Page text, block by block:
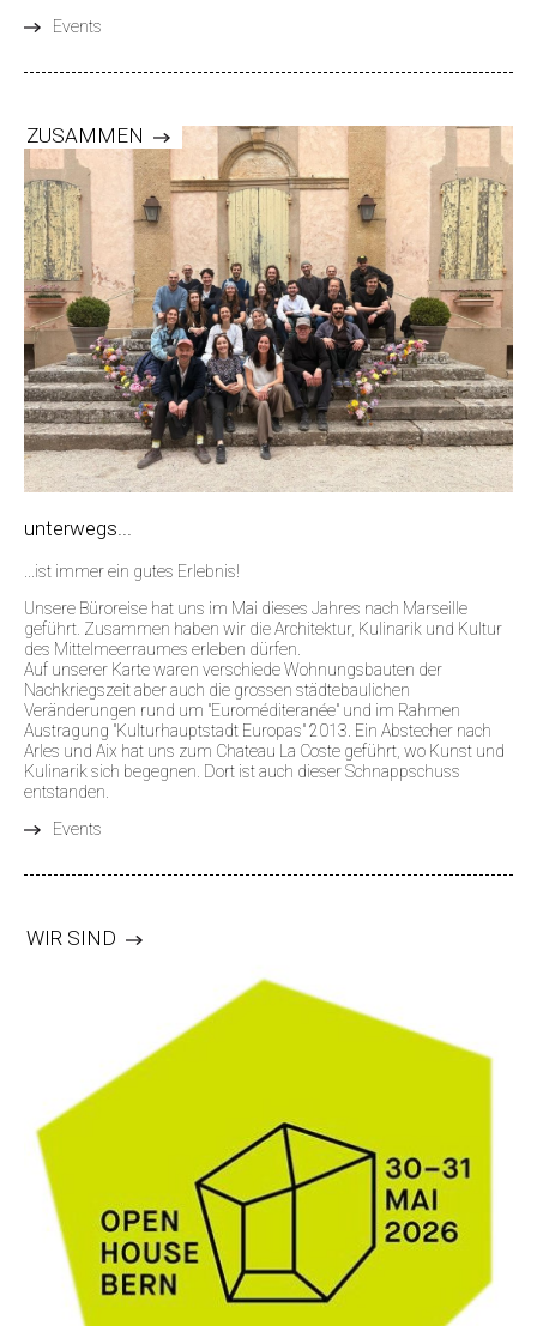
Events
ZUSAMMEN
unterwegs...
...ist immer ein gutes Erlebnis!
Unsere Büroreise hat uns im Mai dieses Jahres nach Marseille
geführt. Zusammen haben wir die Architektur, Kulinarik und Kultur
des Mittelmeerraumes erleben dürfen.
Auf unserer Karte waren verschiede Wohnungsbauten der
Nachkriegszeit aber auch die grossen städtebaulichen
Veränderungen rund um "Euroméditeranée" und im Rahmen
Austragung "Kulturhauptstadt Europas" 2013. Ein Abstecher nach
Arles und Aix hat uns zum Chateau La Coste geführt, wo Kunst und
Kulinarik sich begegnen. Dort ist auch dieser Schnappschuss
entstanden.
Events
WIR SIND